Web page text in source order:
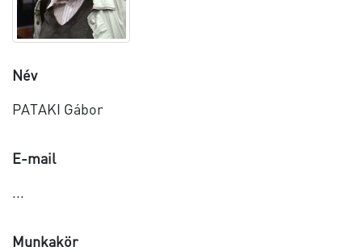
Név
PATAKI Gábor
E-mail
...
Munkakör